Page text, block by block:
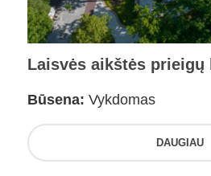
Laisvės aikštės prieigų
Būsena: Vykdomas
DAUGIAU